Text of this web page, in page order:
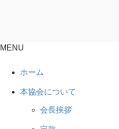
MENU
ホーム
本協会について
会長挨拶